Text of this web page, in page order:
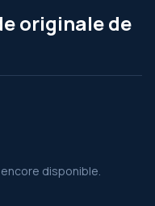
originale de
disponible.